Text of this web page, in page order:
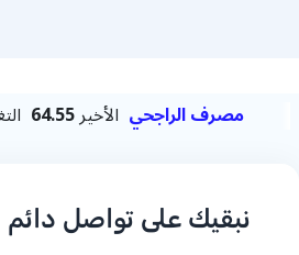
نبقيك على تواصل دائم